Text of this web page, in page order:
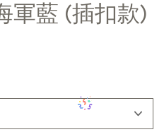
軍藍 (插扣款)